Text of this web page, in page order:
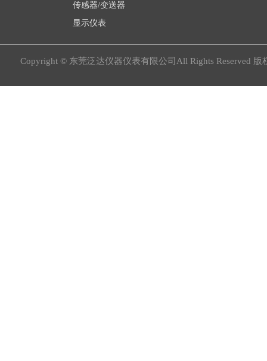
传感器/变送器
显示仪表
Copyright © 东莞泛达仪器仪表有限公司All Rights Reserved 版